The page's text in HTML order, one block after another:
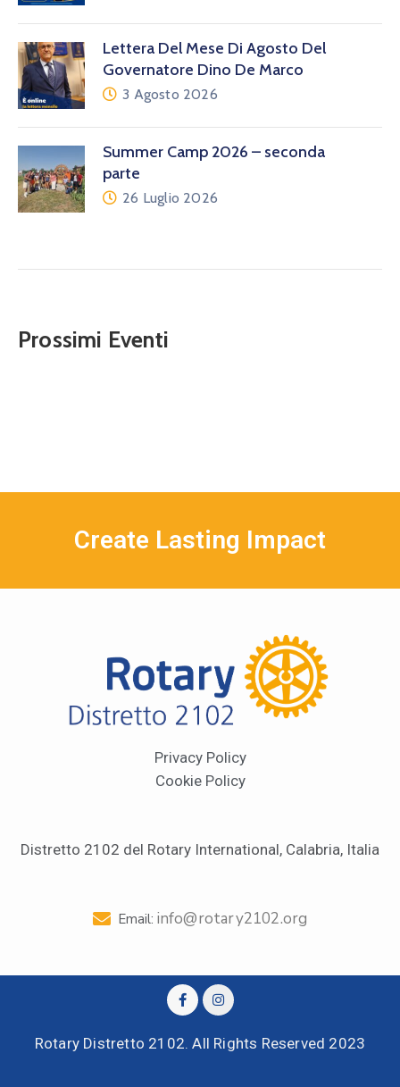
Lettera Del Mese Di Agosto Del
Governatore Dino De Marco
3 Agosto 2026
Summer Camp 2026 – seconda
parte
26 Luglio 2026
Prossimi Eventi
Create Lasting Impact
Privacy Policy
Cookie Policy
Distretto 2102 del Rotary International, Calabria, Italia
Email: info@rotary2102.org
Rotary Distretto 2102. All Rights Reserved 2023